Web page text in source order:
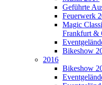
Geführte
Feuerwerk
Magic
Frankfurt &
Bikeshow
2016
Bikeshow